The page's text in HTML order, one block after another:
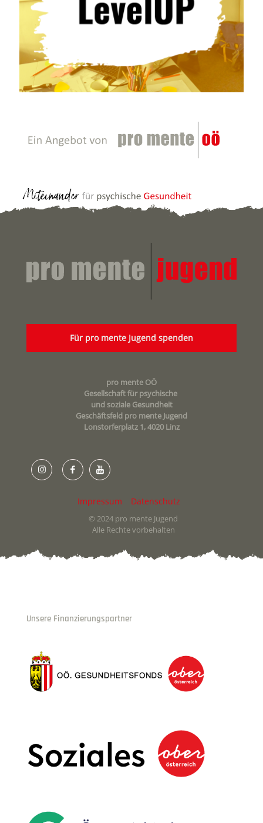
Für pro mente Jugend spenden
pro mente OÖ
Gesellschaft für psychische
und soziale Gesundheit
Geschäftsfeld pro mente Jugend
Lonstorferplatz 1, 4020 Linz
Impressum Datenschutz
© 2024 pro mente Jugend
Alle Rechte vorbehalten
Unsere Finanzierungspartner